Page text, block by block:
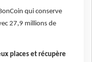
qui conserve
27,9 millions de
places et récupère